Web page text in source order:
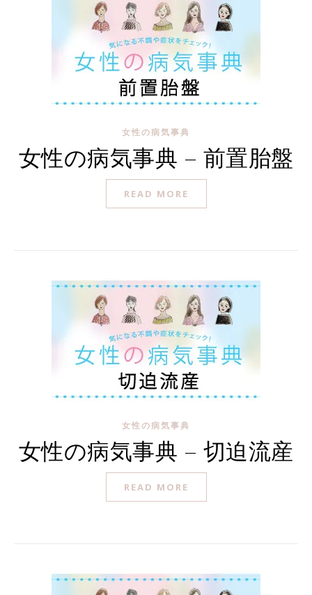
女性の病気事典
女性の病気事典 – 前置胎盤
READ MORE
女性の病気事典
女性の病気事典 – 切迫流産
READ MORE